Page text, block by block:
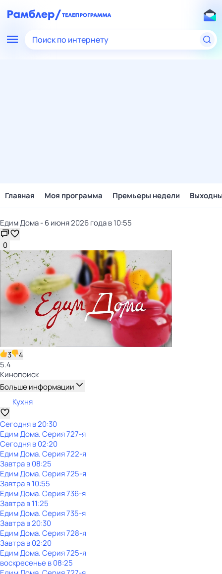
Поиск по интернету
Главная Моя программа Премьеры недели
Едим Дома - 6 июня 2026 года в 10:55
0
3
4
5.4
Кинопоиск
Больше информации
Кухня
Сегодня в 20:30
Едим Дома. Серия 727-я
Сегодня в 02:20
Едим Дома. Серия 722-я
Завтра в 08:25
Едим Дома. Серия 725-я
Завтра в 10:55
Едим Дома. Серия 736-я
Завтра в 11:25
Едим Дома. Серия 735-я
Завтра в 20:30
Едим Дома. Серия 728-я
Завтра в 02:20
Едим Дома. Серия 725-я
воскресенье в08:25